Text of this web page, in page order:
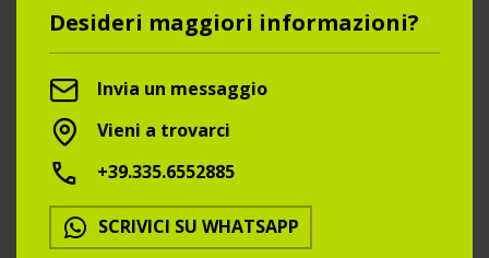
Desideri maggiori informazioni?
Invia un messaggio
Vieni a trovarci
+39.335.6552885
SCRIVICI SU WHATSAPP